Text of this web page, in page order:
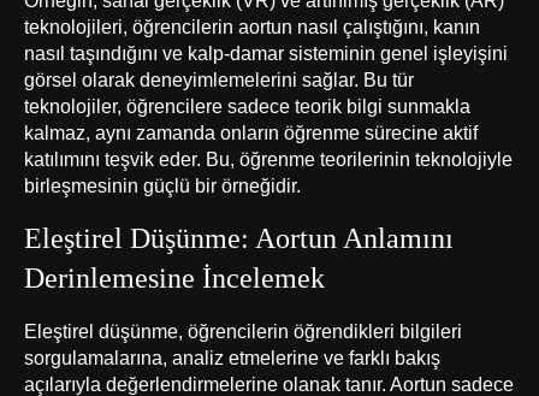
teknolojileri, öğrencilerin aortun nasıl çalıştığını, kanın
nasıl taşındığını ve kalp-damar sisteminin genel işleyişini
görsel olarak deneyimlemelerini sağlar. Bu tür
teknolojiler, öğrencilere sadece teorik bilgi sunmakla
kalmaz, aynı zamanda onların öğrenme sürecine aktif
katılımını teşvik eder. Bu, öğrenme teorilerinin teknolojiyle
birleşmesinin güçlü bir örneğidir.
Eleştirel Düşünme: Aortun Anlamını
Derinlemesine İncelemek
Eleştirel düşünme, öğrencilerin öğrendikleri bilgileri
sorgulamalarına, analiz etmelerine ve farklı bakış
açılarıyla değerlendirmelerine olanak tanır. Aortun sadece